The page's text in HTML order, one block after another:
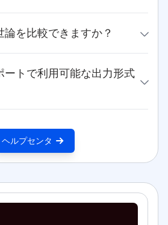
を比較できますか？
ートで利用可能な出力形式
ヘルプセンタ